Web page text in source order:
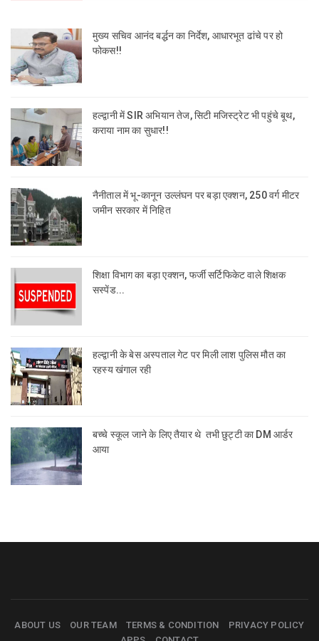
मुख्य सचिव आनंद बर्द्धन का निर्देश, आधारभूत ढांचे पर हो
फोकस!!
हल्द्वानी में SIR अभियान तेज, सिटी मजिस्ट्रेट भी पहुंचे बूथ,
कराया नाम का सुधार!!
नैनीताल में भू-कानून उल्लंघन पर बड़ा एक्शन, 250 वर्ग मीटर
जमीन सरकार में निहित
शिक्षा विभाग का बड़ा एक्शन, फर्जी सर्टिफिकेट वाले शिक्षक
सस्पेंड...
हल्द्वानी के बेस अस्पताल गेट पर मिली लाश पुलिस मौत का
रहस्य खंगाल रही
बच्चे स्कूल जाने के लिए तैयार थे तभी छुट्टी का DM आर्डर
आया
ABOUT US OUR TEAM TERMS & CONDITION
PRIVACY POLICY